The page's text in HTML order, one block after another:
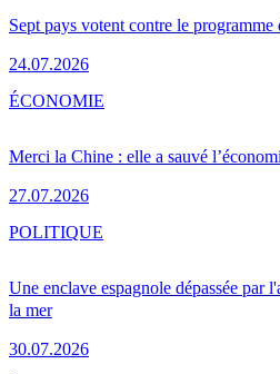
Sept pays votent contre le programme
24.07.2026
Merci la Chine : elle a sauvé
27.07.2026
ÉCONOMIE
Une enclave espagnole dépassée par
la mer
30.07.2026
POLITIQUE